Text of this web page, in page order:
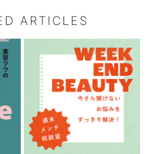
ARTICLES